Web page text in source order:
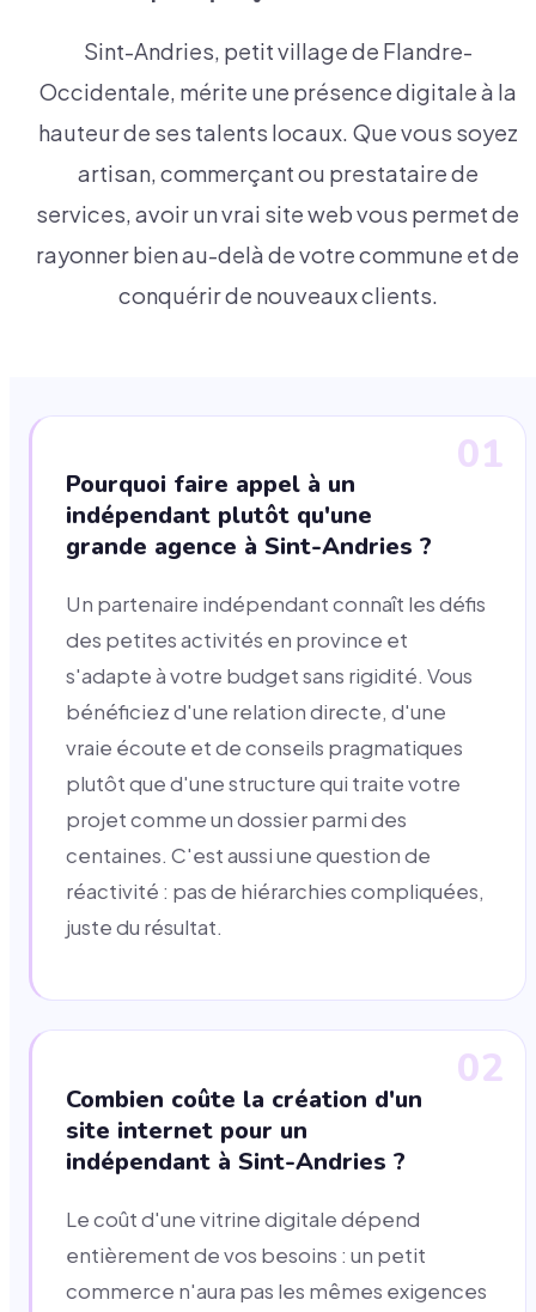
Sint-Andries, petit village de Flandre-
Occidentale, mérite une présence digitale à la
hauteur de ses talents locaux. Que vous soyez
artisan, commerçant ou prestataire de
services, avoir un vrai site web vous permet de
rayonner bien au-delà de votre commune et de
conquérir de nouveaux clients.
01
Pourquoi faire appel à un
indépendant plutôt qu'une
grande agence à Sint-Andries ?
Un partenaire indépendant connaît les défis
des petites activités en province et
s'adapte à votre budget sans rigidité. Vous
bénéficiez d'une relation directe, d'une
vraie écoute et de conseils pragmatiques
plutôt que d'une structure qui traite votre
projet comme un dossier parmi des
centaines. C'est aussi une question de
réactivité : pas de hiérarchies compliquées,
juste du résultat.
02
Combien coûte la création d'un
site internet pour un
indépendant à Sint-Andries ?
Le coût d'une vitrine digitale dépend
entièrement de vos besoins : un petit
commerce n'aura pas les mêmes exigences